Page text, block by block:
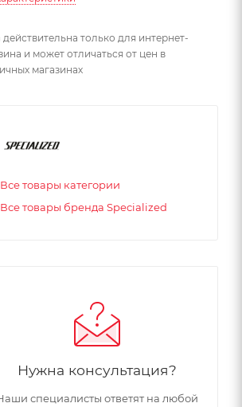
только для интернет-
и может отличаться от цен в
магазинах
Все товары категории
Все товары бренда Specialized
Нужна консультация?
специалисты ответят на любой